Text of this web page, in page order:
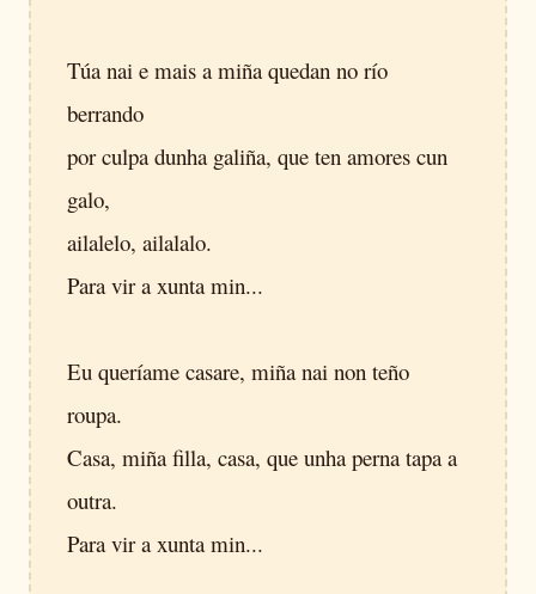
Túa nai e mais a miña quedan no río
berrando
por culpa dunha galiña, que ten amores cun
galo,
ailalelo, ailalalo.
Para vir a xunta min...
Eu queríame casare, miña nai non teño
roupa.
Casa, miña filla, casa, que unha perna tapa a
outra.
Para vir a xunta min...